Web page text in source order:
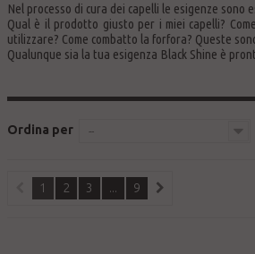
Nel processo di cura dei capelli le esigenze
Qual è il prodotto giusto per i miei capelli?
utilizzare? Come combatto la forfora? Queste
Qualunque sia la tua esigenza Black Shine è
Ordina per --
1 2 3 ... 9